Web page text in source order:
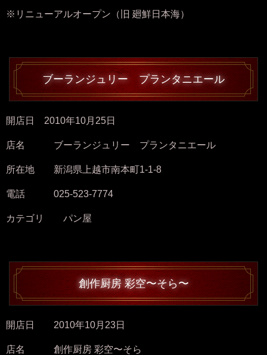
※リニューアルオープン（旧 廻鮮日本海）
ブーランジュリー プランタニエール
開店日 2010年10月25日
店名 ブーランジュリー プランタニエール
所在地 新潟県上越市南本町1-1-8
電話 025-523-7774
カテゴリ パン屋
創作厨房 彩空〜そら〜
開店日 2010年10月23日
店名 創作厨房 彩空〜そら